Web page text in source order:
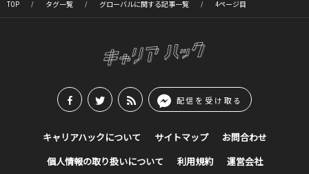
TOP タグ一覧 グローバルに関する記事一覧 4ページ目
配信を受け取る
キャリアハックについて サイトマップ お問合わせ
個人情報の取り扱いについて 利用規約 運営会社